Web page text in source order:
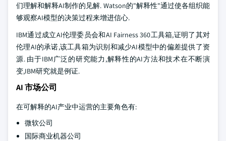
们理解和解释AI制作的见解. Watson的"解释性"通过使各组织能
够观察AI模型的决策过程来增进信心.
IBM通过成立AI伦理委员会和AI Fairness 360工具箱,证明了其对
伦理AI的承诺,该工具箱为识别和减少AI模型中的偏差提供了资
源. 由于IBM广泛的研究能力,解释性的AI方法和技术在不断演
变,IBM研究就是例证.
AI 市场公司
在可解释的AI产业中运营的主要角色有:
微软公司
国际商业机器公司